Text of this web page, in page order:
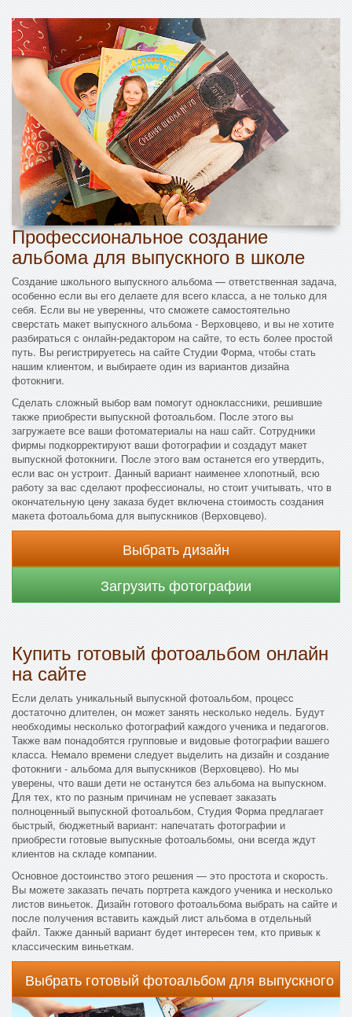
Профессиональное создание
альбома для выпускного в школе
Создание школьного выпускного альбома — ответственная задача,
особенно если вы его делаете для всего класса, а не только для
себя. Если вы не уверенны, что сможете самостоятельно
сверстать макет выпускного альбома - Верховцево, и вы не хотите
разбираться с онлайн-редактором на сайте, то есть более простой
путь. Вы регистрируетесь на сайте Студии Форма, чтобы стать
нашим клиентом, и выбираете один из вариантов дизайна
фотокниги.
Сделать сложный выбор вам помогут одноклассники, решившие
также приобрести выпускной фотоальбом. После этого вы
загружаете все ваши фотоматериалы на наш сайт. Сотрудники
фирмы подкорректируют ваши фотографии и создадут макет
выпускной фотокниги. После этого вам останется его утвердить,
если вас он устроит. Данный вариант наименее хлопотный, всю
работу за вас сделают профессионалы, но стоит учитывать, что в
окончательную цену заказа будет включена стоимость создания
макета фотоальбома для выпускников (Верховцево).
Выбрать дизайн
Загрузить фотографии
Купить готовый фотоальбом онлайн
на сайте
Если делать уникальный выпускной фотоальбом, процесс
достаточно длителен, он может занять несколько недель. Будут
необходимы несколько фотографий каждого ученика и педагогов.
Также вам понадобятся групповые и видовые фотографии вашего
класса. Немало времени следует выделить на дизайн и создание
фотокниги - альбома для выпускников (Верховцево). Но мы
уверены, что ваши дети не останутся без альбома на выпускном.
Для тех, кто по разным причинам не успевает заказать
полноценный выпускной фотоальбом, Студия Форма предлагает
быстрый, бюджетный вариант: напечатать фотографии и
приобрести готовые выпускные фотоальбомы, они всегда ждут
клиентов на складе компании.
Основное достоинство этого решения — это простота и скорость.
Вы можете заказать печать портрета каждого ученика и несколько
листов виньеток. Дизайн готового фотоальбома выбрать на сайте и
после получения вставить каждый лист альбома в отдельный
файл. Также данный вариант будет интересен тем, кто привык к
классическим виньеткам.
Выбрать готовый фотоальбом для выпускного